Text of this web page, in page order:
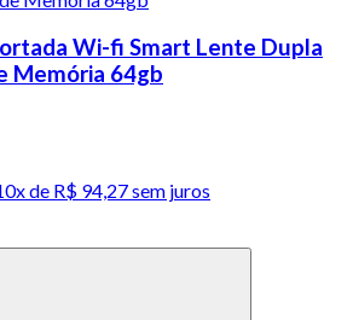
Wi-fi Smart Lente Dupla
Memória 64gb
de R$ 94,27 sem juros